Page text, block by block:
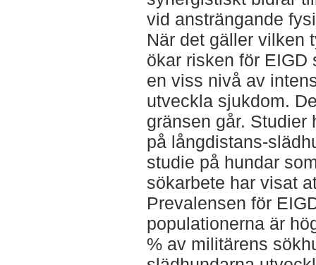
vid ansträngande
När det gäller vilken
ökar risken för EIGD
en viss nivå av
utveckla sjukdom.
gränsen går. Studier
på långdistans-
studie på hundar
sökarbete har visat
Prevalensen för
populationerna är
% av militärens